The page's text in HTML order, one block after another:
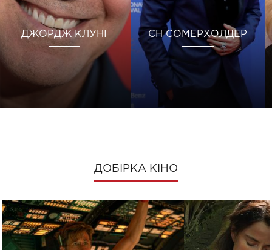
ДЖОРДЖ КЛУНІ ЄН СОМЕРХОЛДЕР
ДОБІРКА КІНО